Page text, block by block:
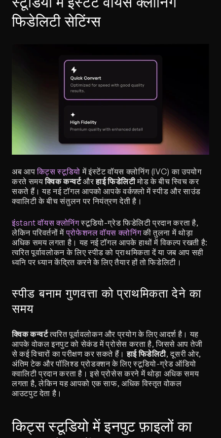
स्टूडियो में इंस्टेंट वॉयस क्लोनिंग
फिडेलिटी सेटिंग्स
अब आप किट्स स्टूडियो में इंस्टेंट वॉयस क्लोनिंग (IVC) का उपयोग
करते समय क्विक कन्वर्ट और हाई फिडेलिटी मोड के बीच स्विच कर
सकते हैं। यह नई टॉगल आपको आपके वर्कफ़्लो में स्पीड और साउंड
क्वालिटी के बीच संतुलन पर नियंत्रण देती है।
इंstant वॉयस क्लोनिंग स्टूडियो-ग्रेड फिडेलिटी प्रदान करता है,
लेकिन परिवर्तनों में प्रोफेशनल वॉयस क्लोनिंग की तुलना में थोड़ा
अधिक समय लगता है। यह नई टॉगल आपके हाथों में विकल्प रखती है:
त्वरित पूर्वावलोकन के लिए स्पीड को प्राथमिकता दें या जब आप सही
ध्वनि पर ध्यान केंद्रित करने के लिए तैयार हों तो फिडेलिटी।
स्पीड बनाम गुणवत्ता को प्राथमिकता देने का
समय
क्विक कन्वर्ट त्वरित पूर्वावलोकन और प्रयोग के लिए आदर्श है। यह
आपके वोकल इनपुट को सेकंड में प्रोसेस करता है, जिससे आप तेजी
से कई विचारों का परीक्षण कर सकते हैं। हाई फिडेलिटी, दूसरी ओर,
अंतिम टेक और पॉलिश्ड प्रोडक्शन के लिए स्टूडियो-ग्रेड ऑडियो
क्वालिटी प्रदान करता है। इसे प्रोसेस करने में थोड़ा अधिक समय
लगता है, लेकिन यह आपको एक साफ, अधिक विस्तृत वोकल
आउटपुट देता है।
किट्स स्टूडियो में इनपुट फ़ाइलों का